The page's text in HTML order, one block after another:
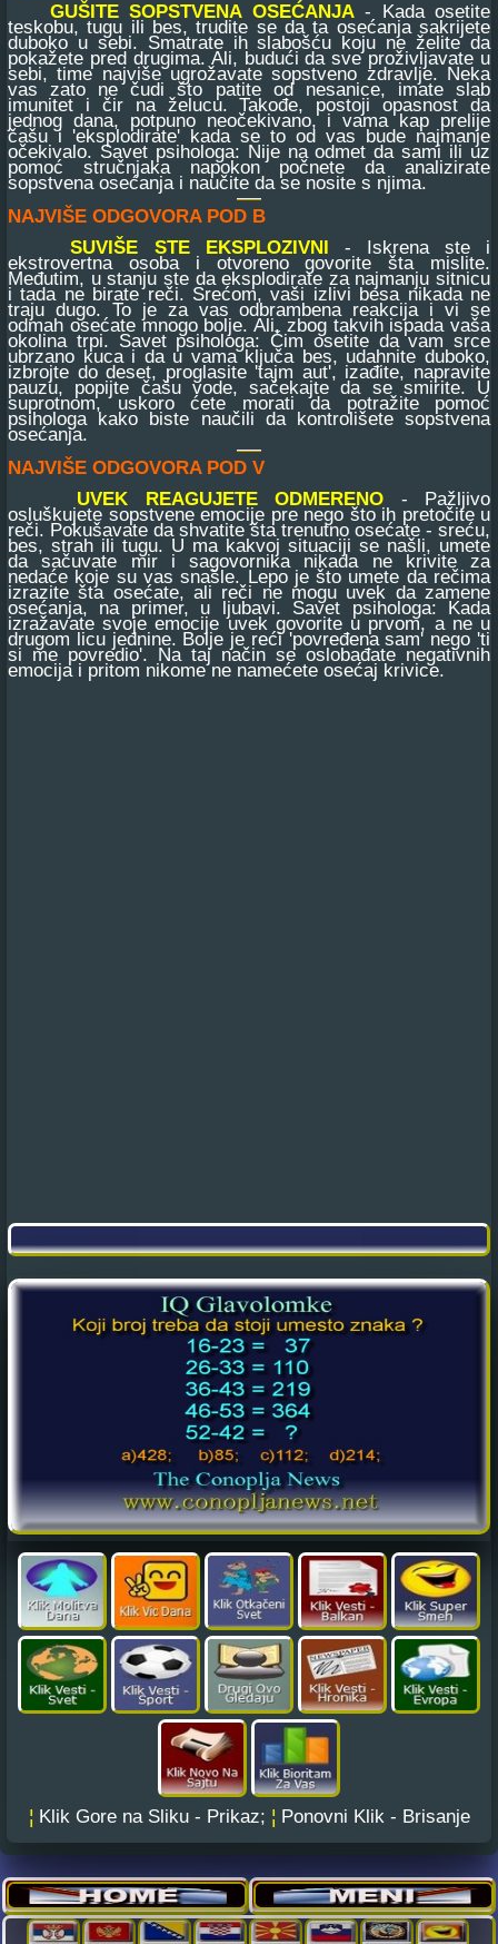
GUŠITE SOPSTVENA OSEĆANJA- Kada osetite
teskobu, tugu ili bes, trudite se da ta osećanja sakrijete
duboko u sebi. Smatrate ih slabošću koju ne želite da
pokažete pred drugima. Ali, budući da sve proživljavate u
sebi, time najviše ugrožavate sopstveno zdravlje. Neka
vas zato ne čudi što patite od nesanice, imate slab
imunitet i čir na želucu. Takođe, postoji opasnost da
jednog dana, potpuno neočekivano, i vama kap prelije
čašu i 'eksplodirate' kada se to od vas bude najmanje
očekivalo. Savet psihologa: Nije na odmet da sami ili uz
pomoć stručnjaka napokon počnete da analizirate
sopstvena osećanja i naučite da se nosite s njima.
NAJVIŠE ODGOVORA POD B
SUVIŠE STE EKSPLOZIVNI
- Iskrena ste i
ekstrovertna osoba i otvoreno govorite šta mislite.
Međutim, u stanju ste da eksplodirate za najmanju sitnicu
i tada ne birate reči. Srećom, vaši izlivi besa nikada ne
traju dugo. To je za vas odbrambena reakcija i vi se
odmah osećate mnogo bolje. Ali, zbog takvih ispada vaša
okolina trpi. Savet psihologa: Čim osetite da vam srce
ubrzano kuca i da u vama ključa bes, udahnite duboko,
izbrojte do deset, proglasite 'tajm aut', izađite, napravite
pauzu, popijte čašu vode, sačekajte da se smirite. U
suprotnom, uskoro ćete morati da potražite pomoć
psihologa kako biste naučili da kontrolišete sopstvena
osećanja.
NAJVIŠE ODGOVORA POD V
UVEK REAGUJETE ODMERENO - Pažljivo
osluškujete sopstvene emocije pre nego što ih pretočite u
reči. Pokušavate da shvatite šta trenutno osećate - sreću,
bes, strah ili tugu. U ma kakvoj situaciji se našli, umete
da sačuvate mir i sagovornika nikada ne krivite za
nedaće koje su vas snašle. Lepo je što umete da rečima
izrazite šta osećate, ali reči ne mogu uvek da zamene
osećanja, na primer, u ljubavi. Savet psihologa: Kada
izražavate svoje emocije uvek govorite u prvom, a ne u
drugom licu jednine. Bolje je reći 'povređena sam' nego 'ti
si me povredio'. Na taj način se oslobađate negativnih
emocija i pritom nikome ne namećete osećaj krivice.
¦ Klik Gore na Sliku - Prikaz; ¦ Ponovni Klik - Brisanje